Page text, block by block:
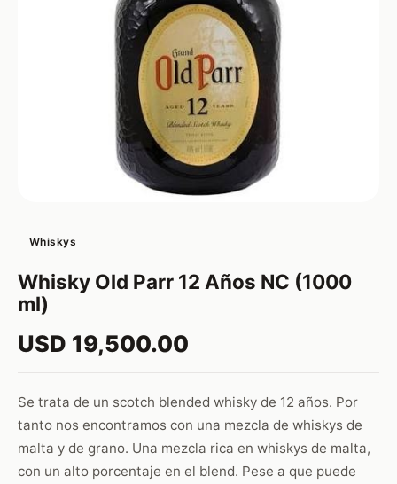
Whiskys
Whisky Old Parr 12 Años NC (1000
ml)
USD 19,500.00
Se trata de un scotch blended whisky de 12 años. Por
tanto nos encontramos con una mezcla de whiskys de
malta y de grano. Una mezcla rica en whiskys de malta,
con un alto porcentaje en el blend. Pese a que puede